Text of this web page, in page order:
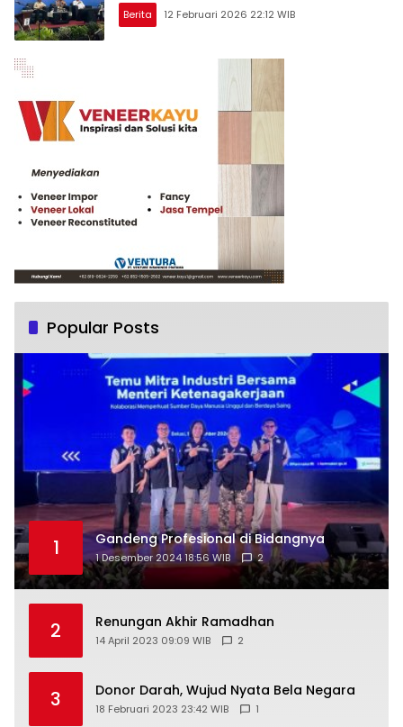
Berita 12 Februari 2026 22:12 WIB
Popular Posts
1 Gandeng Profesional di Bidangnya
1 Desember 2024 18:56 WIB 2
2 Renungan Akhir Ramadhan
14 April 2023 09:09 WIB 2
3 Donor Darah, Wujud Nyata Bela Negara
18 Februari 2023 23:42 WIB 1